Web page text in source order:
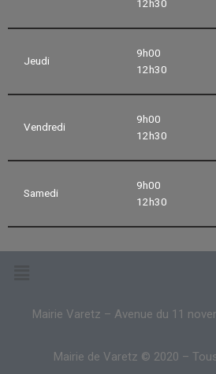
12h30
Jeudi
9h00
12h30
Vendredi
9h00
12h30
Samedi
9h00
12h30
Mairie Varetz – Avenue du 11
Mairie de Varetz © 2020 –